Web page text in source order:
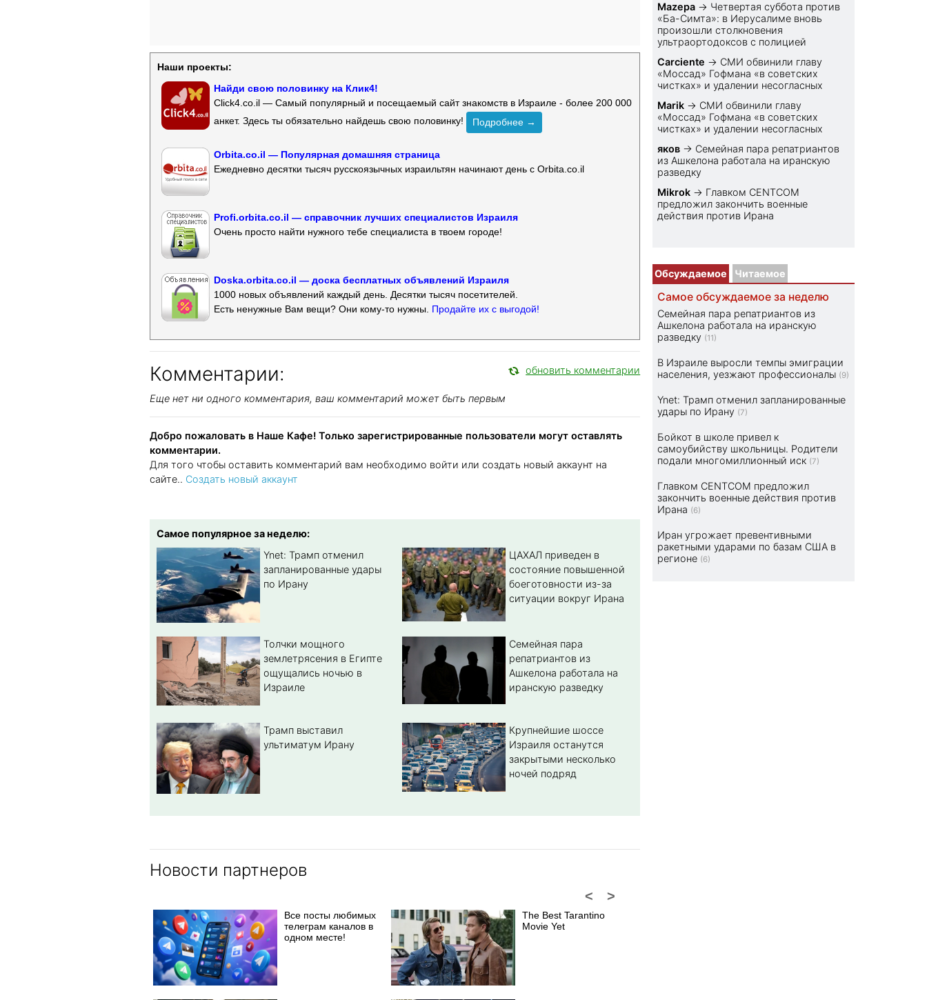
Наши проекты:
Найди свою половинку на Клик4!
Click4.co.il — Самый популярный и посещаемый сайт знакомств в Израиле - более 200 000
анкет. Здесь ты обязательно найдешь свою половинку!
Подробнее →
Orbita.co.il — Популярная домашняя страница
Ежедневно десятки тысяч русскоязычных израильтян начинают день с Orbita.co.il
Profi.orbita.co.il — справочник лучших специалистов Израиля
Очень просто найти нужного тебе специалиста в твоем городе!
Doska.orbita.co.il — доска бесплатных объявлений Израиля
1000 новых объявлений каждый день. Десятки тысяч посетителей.
Есть ненужные Вам вещи? Они кому-то нужны. Продайте их с выгодой!
Комментарии: обновить комментарии
Еще нет ни одного комментария, ваш комментарий может быть первым
Добро пожаловать в Наше Кафе! Только зарегистрированные пользователи могут оставлять
комментарии.
Для того чтобы оставить комментарий вам необходимо войти или создать новый аккаунт на
сайте.. Создать новый аккаунт
Самое популярное за неделю:
Ynet: Трамп отменил
запланированные удары
по Ирану
ЦАХАЛ приведен в
состояние повышенной
боеготовности из-за
ситуации вокруг Ирана
Толчки мощного
землетрясения в Египте
ощущались ночью в
Израиле
Семейная пара
репатриантов из
Ашкелона работала на
иранскую разведку
Трамп выставил
ультиматум Ирану
Крупнейшие шоссе
Израиля останутся
закрытыми несколько
ночей подряд
Новости партнеров
>
<
Все посты любимых
телеграм каналов в
одном месте!
The Best Tarantino
Movie Yet
Mazepa → Четвертая суббота против
«Ба-Симта»: в Иерусалиме вновь
произошли столкновения
ультраортодоксов с полицией
Carciente → СМИ обвинили главу
«Моссад» Гофмана «в советских
чистках» и удалении несогласных
Marik → СМИ обвинили главу
«Моссад» Гофмана «в советских
чистках» и удалении несогласных
яков → Семейная пара репатриантов
из Ашкелона работала на иранскую
разведку
Mikrok → Главком CENTCOM
предложил закончить военные
действия против Ирана
Обсуждаемое Читаемое
Самое обсуждаемое за неделю
Семейная пара репатриантов из
Ашкелона работала на иранскую
разведку (11)
В Израиле выросли темпы эмиграции
населения, уезжают профессионалы (9)
Ynet: Трамп отменил запланированные
удары по Ирану (7)
Бойкот в школе привел к
самоубийству школьницы. Родители
подали многомиллионный иск (7)
Главком CENTCOM предложил
закончить военные действия против
Ирана (6)
Иран угрожает превентивными
ракетными ударами по базам США в
регионе (6)